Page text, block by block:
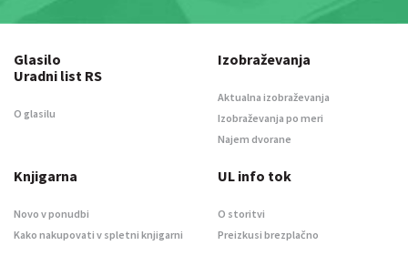
Glasilo
Uradni list RS
O glasilu
Izobraževanja
Aktualna izobraževanja
Izobraževanja po meri
Najem dvorane
Knjigarna
Novo v ponudbi
Kako nakupovati v spletni knjigarni
UL info tok
O storitvi
Preizkusi brezplačno